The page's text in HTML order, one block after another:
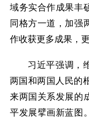
域务实合作成果丰
同格方一道，加强
作收获更多成果，
习近平强调，
两国和两国人民的
来两国关系发展的
平发展擘画新蓝图